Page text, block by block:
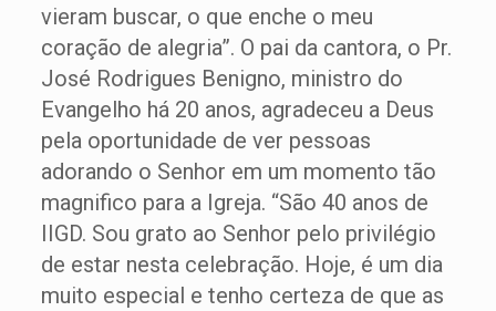
vieram buscar, o que enche o meu
coração de alegria”. O pai da cantora, o Pr.
José Rodrigues Benigno, ministro do
Evangelho há 20 anos, agradeceu a Deus
pela oportunidade de ver pessoas
adorando o Senhor em um momento tão
magnifico para a Igreja. “São 40 anos de
IIGD. Sou grato ao Senhor pelo privilégio
de estar nesta celebração. Hoje, é um dia
muito especial e tenho certeza de que as